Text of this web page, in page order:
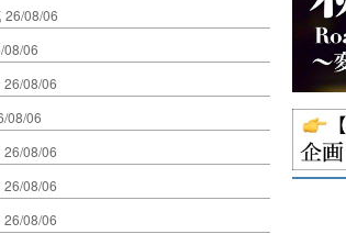
26/08/06
08/06
26/08/06
08/06
26/08/06
26/08/06
26/08/06